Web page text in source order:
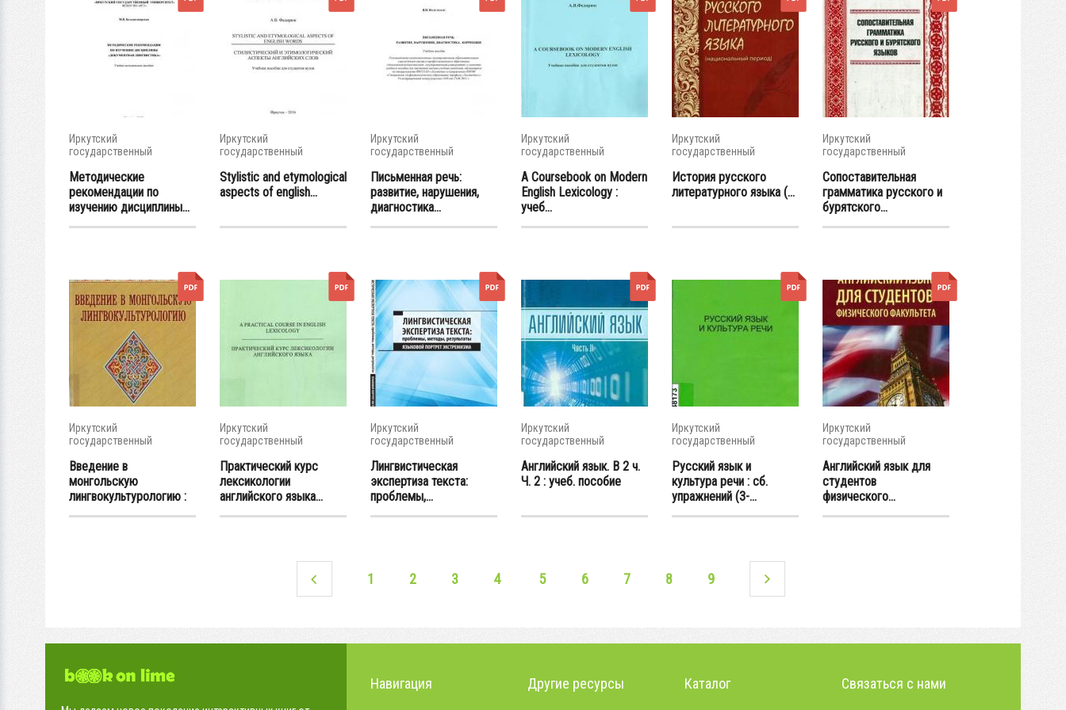
Иркутский
государственный
Методические
рекомендации по
изучению дисциплины...
Иркутский
государственный
Stylistic and etymological
aspects of english...
Иркутский
государственный
Письменная речь:
развитие, нарушения,
диагностика...
Иркутский
государственный
A Coursebook on Modern
English Lexicology :
учеб...
Иркутский
государственный
История русского
литературного языка (...
Иркутский
государственный
Сопоставительная
грамматика русского и
бурятского...
Иркутский
государственный
Введение в
монгольскую
лингвокультурологию :
учеб...
Иркутский
государственный
Практический курс
лексикологии
английского языка...
Иркутский
государственный
Лингвистическая
экспертиза текста:
проблемы,...
Иркутский
государственный
Английский язык. В 2 ч.
Ч. 2 : учеб. пособие
Иркутский
государственный
Русский язык и
культура речи : сб.
упражнений (3-...
Иркутский
государственный
Английский язык для
студентов
физического...
1 2 3 4 5 6 7 8 9
Навигация Другие ресурсы Каталог Связаться с нами